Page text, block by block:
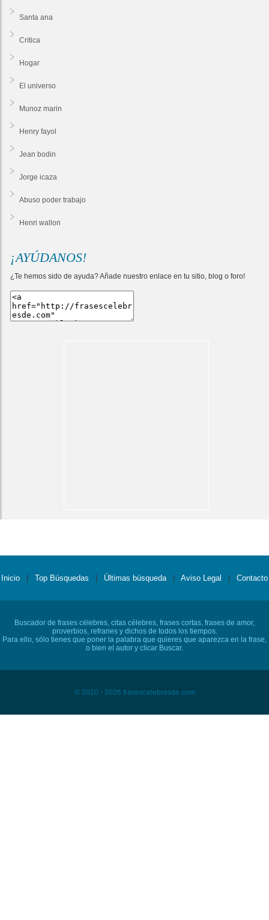
Santa ana
Critica
Hogar
El universo
Munoz marin
Henry fayol
Jean bodin
Jorge icaza
Abuso poder trabajo
Henri wallon
¡AYÚDANOS!
¿Te hemos sido de ayuda? Añade nuestro enlace en tu sitio, blog o foro!
Inicio Top Búsquedas Últimas búsqueda Aviso Legal Contacto
Buscador de frases célebres, citas célebres, frases cortas, frases de amor,
proverbios, refranes y dichos de todos los tiempos.
Para ello, sólo tienes que poner la palabra que quieres que aparezca en la frase,
o bien el autor y clicar Buscar.
© 2010 - 2026 frasescelebresde.com